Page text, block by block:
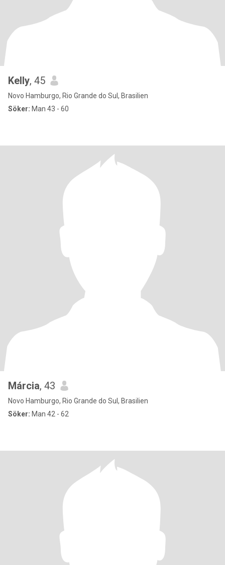
Kelly, 45
Novo Hamburgo, Rio Grande do Sul, Brasilien
Söker: Man 43 - 60
Márcia, 43
Novo Hamburgo, Rio Grande do Sul, Brasilien
Söker: Man 42 - 62